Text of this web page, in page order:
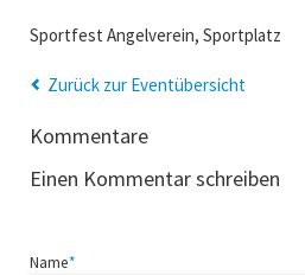
Sportfest Angelverein, Sportplatz
Zurück zur Eventübersicht
Kommentare
Einen Kommentar schreiben
Pflichtfeld
Name*